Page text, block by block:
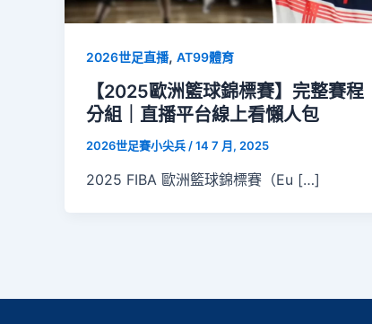
2026世足直播, AT99體育
【2025歐洲籃球錦標賽】完整賽程｜
分組｜直播平台線上看懶人包
2026世足賽小尖兵 /14 7 月, 2025
2025 FIBA 歐洲籃球錦標賽（Eu […]